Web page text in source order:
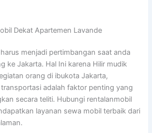
Dekat Apartemen Lavande
menjadi pertimbangan saat anda
ke Jakarta. Hal Ini karena Hilir mudik
orang di ibukota Jakarta,
adalah faktor penting yang
secara teliti. Hubungi rentalanmobil
layanan sewa mobil terbaik dari